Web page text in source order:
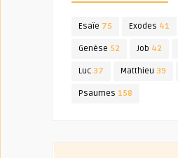
Esaïe 75 Exodes 41
Genèse 52 Job 42
Luc 37 Matthieu 39
Psaumes 158